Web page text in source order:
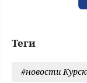
Теги
#новости